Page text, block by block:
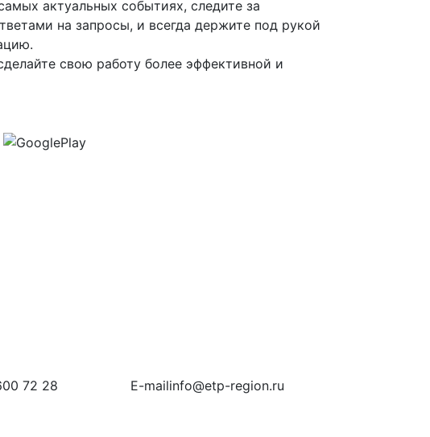
актуальных событиях, следите за
на запросы, и всегда держите под рукой
свою работу более эффективной и
72 28 E-mailinfo@etp-region.ru